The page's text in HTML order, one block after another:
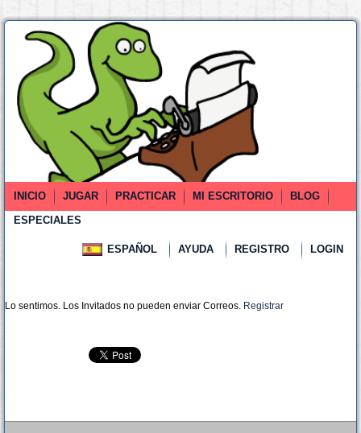
INICIO JUGAR PRACTICAR MI ESCRITORIO
BLOG
ESPECIALES
ESPAÑOL AYUDA REGISTRO LOGIN
Lo sentimos. Los Invitados no pueden enviar Correos. Registrar